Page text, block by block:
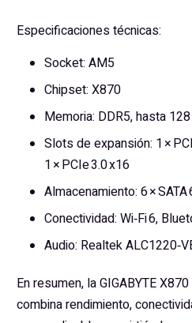
Especificaciones técnicas:
Socket: AM5
Chipset: X870
Memoria: DDR5, hasta
Slots de expansión: 1 ×
1 × PCIe 3.0 x16
Almacenamiento: 6 ×
Conectividad: Wi‑Fi 6,
Audio: Realtek
En resumen, la GIGABYTE
combina rendimiento,